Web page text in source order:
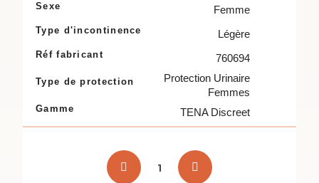
Sexe Femme
Type d'incontinence Légère
Réf fabricant 760694
Type de protection
Protection Urinaire
Femmes
Gamme TENA Discreet